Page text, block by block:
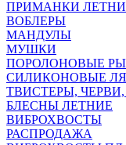
ПРИМАНКИ
ВОБЛЕРЫ
МАНДУЛЫ
МУШКИ
ПОРОЛОНОВЫЕ
СИЛИКОНОВЫЕ
ТВИСТЕРЫ,
БЛЕСНЫ ЛЕТНИЕ
ВИБРОХВОСТЫ
РАСПРОДАЖА